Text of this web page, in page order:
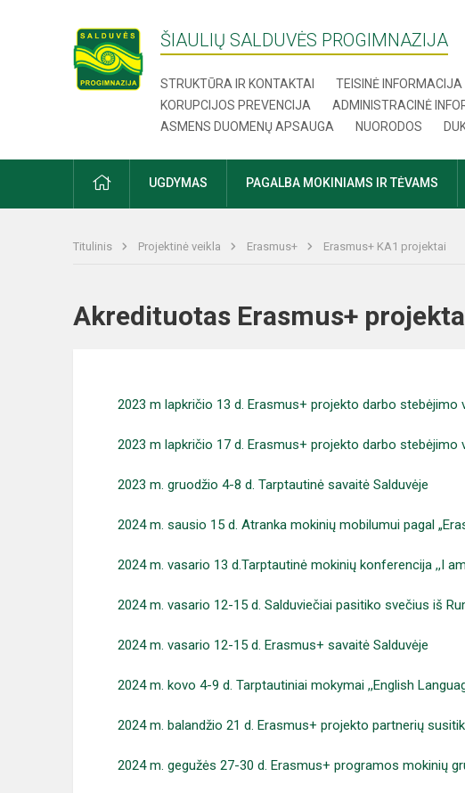
ŠIAULIŲ SALDUVĖS PROGIMNAZIJA
STRUKTŪRA IR KONTAKTAI TEISINĖ INFORMACIJA
KORUPCIJOS PREVENCIJA
ADMINISTRACINĖ
ASMENS DUOMENŲ APSAUGA
NUORODOS
UGDYMAS PAGALBA MOKINIAMS IR TĖVAMS
Titulinis Projektinė veikla Erasmus+ Erasmus+ KA1 projektai
Akredituotas Erasmus+
2023 m lapkričio 13 d. Erasmus+ projekto darbo stebėjimo
2023 m lapkričio 17 d. Erasmus+ projekto darbo stebėjimo
2023 m. gruodžio 4-8 d. Tarptautinė savaitė Salduvėje
2024 m. sausio 15 d. Atranka mokinių mobilumui pagal
2024 m. vasario 13 d.Tarptautinė mokinių konferencija ,,I
2024 m. vasario 12-15 d. Salduviečiai pasitiko svečius iš
2024 m. vasario 12-15 d. Erasmus+ savaitė Salduvėje
2024 m. kovo 4-9 d. Tarptautiniai mokymai ,,English
2024 m. balandžio 21 d. Erasmus+ projekto partnerių
2024 m. gegužės 27-30 d. Erasmus+ programos mokinių